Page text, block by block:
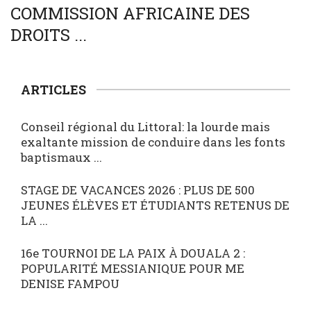
COMMISSION AFRICAINE DES
DROITS ...
ARTICLES
Conseil régional du Littoral: la lourde mais
exaltante mission de conduire dans les fonts
baptismaux ...
STAGE DE VACANCES 2026 : PLUS DE 500
JEUNES ÉLÈVES ET ÉTUDIANTS RETENUS DE
LA ...
16e TOURNOI DE LA PAIX À DOUALA 2 :
POPULARITÉ MESSIANIQUE POUR ME
DENISE FAMPOU